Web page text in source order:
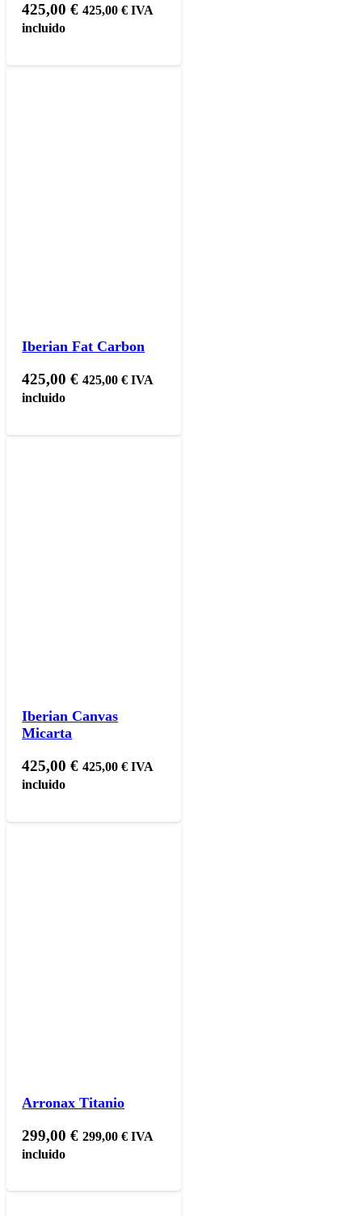
425,00€ 425,00€ IVA
incluido
Iberian Fat Carbon
425,00€ 425,00€ IVA
incluido
Iberian Canvas
Micarta
425,00€ 425,00€ IVA
incluido
Arronax Titanio
299,00€ 299,00€ IVA
incluido